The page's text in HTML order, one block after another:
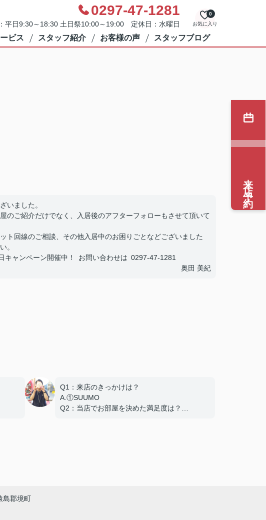
0297-47-1281
平日9:30～18:30 土日祭10:00～19:00 定休日：水曜日 お気に入り
0
ビス スタッフ紹介 お客様の声 スタッフブログ
いました。
のご紹介だけでなく、入居後のアフターフォローもさせて頂いて
ト回線のご相談、その他入居中のお困りごとなどございました
。
キャンペーン開催中！ お問い合わせは 0297-47-1281
奥田 美紀
Q1：来店のきっかけは？
A.①SUUMO
Q2：当店でお部屋を決めた満足度は？
来店予約
島郡境町